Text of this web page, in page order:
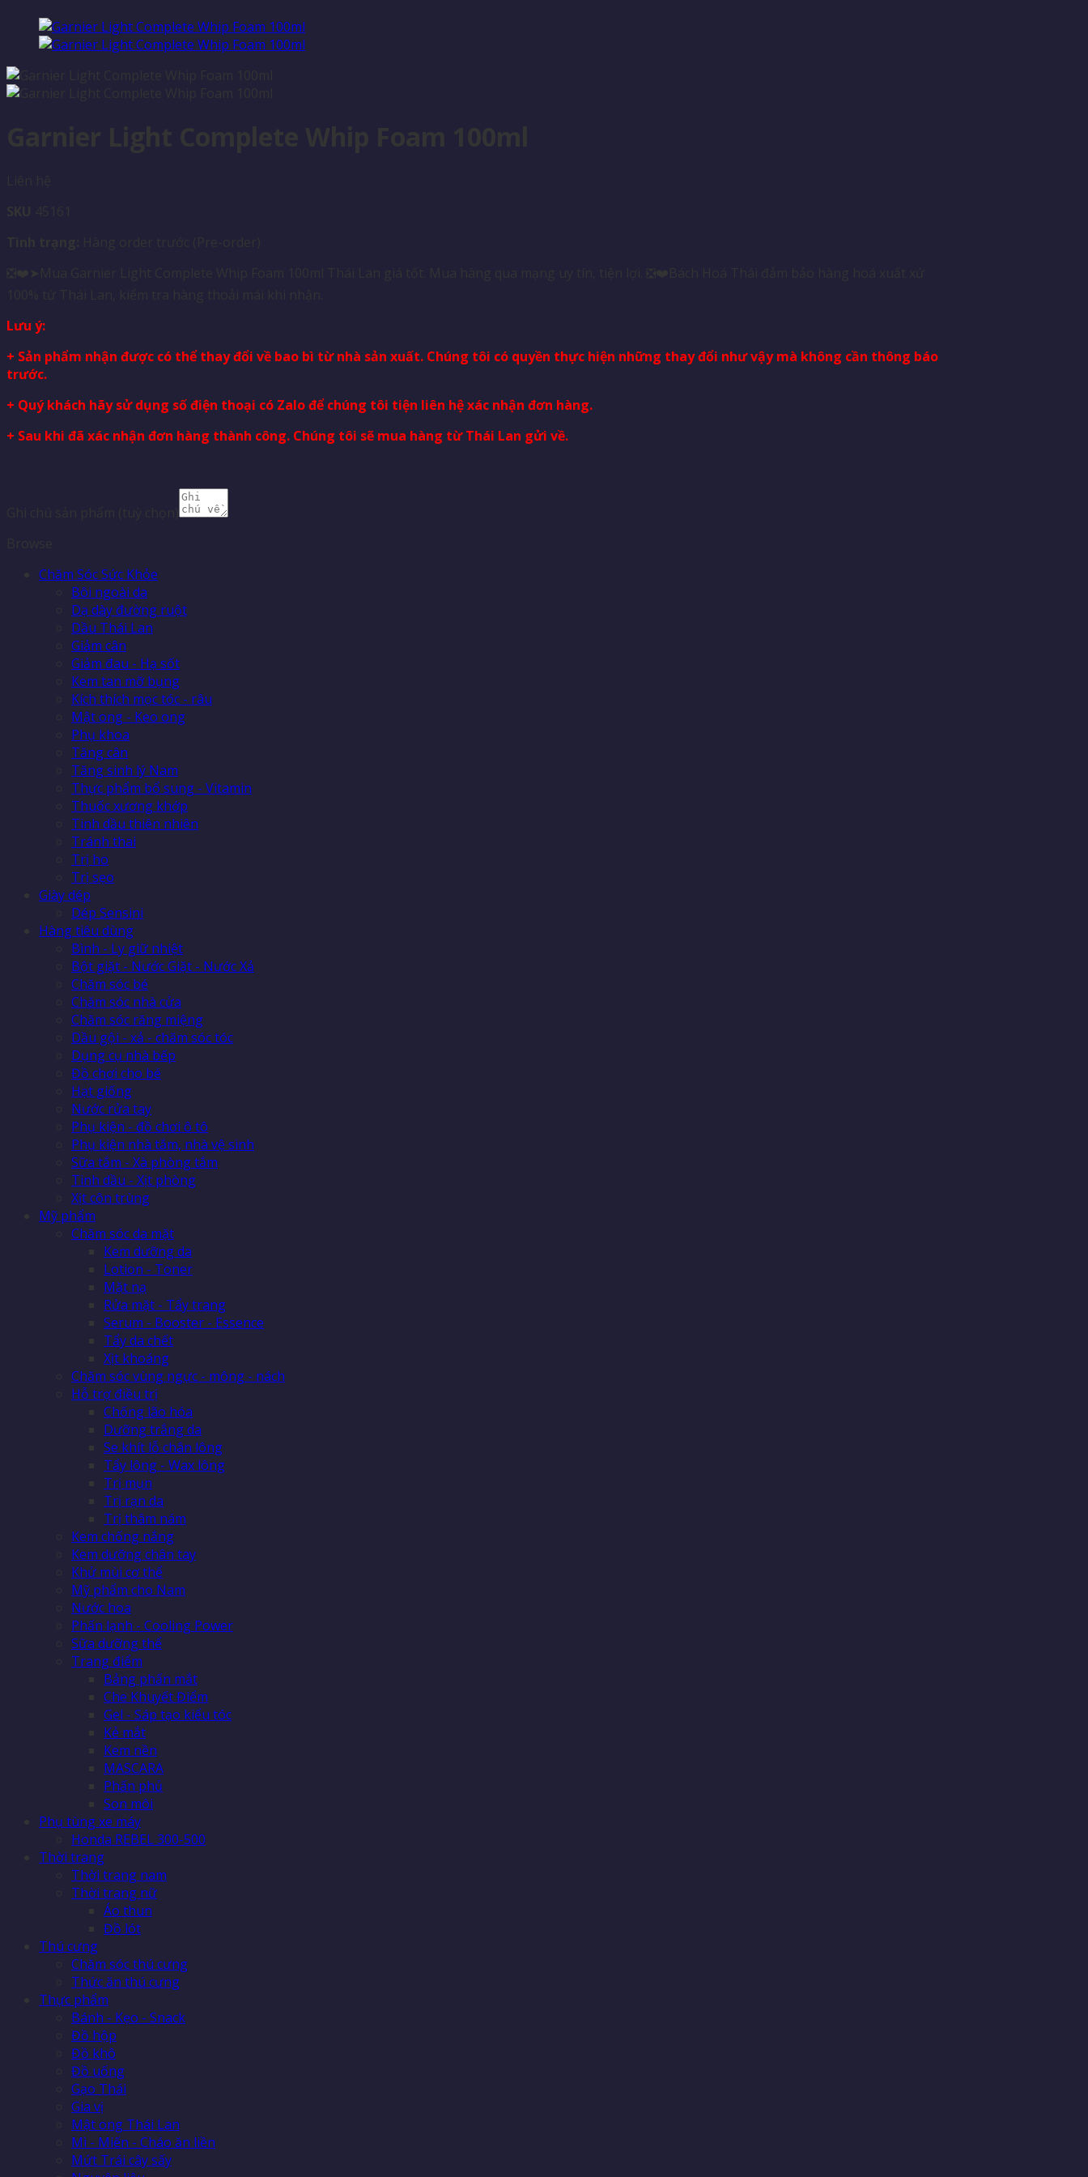
Lưu ý:
+ Sản phẩm nhận được có thể thay đổi về bao bì từ nhà sản xuất. Chúng tôi có quyền thực hiện những thay đổi như vậy mà không cần thông báo
trước.
+ Quý khách hãy sử dụng số điện thoại có Zalo để chúng tôi tiện liên hệ xác nhận đơn hàng.
+ Sau khi đã xác nhận đơn hàng thành công. Chúng tôi sẽ mua hàng từ Thái Lan gửi về.
Chăm Sóc Sức Khỏe
Bôi ngoài da
Dạ dày đường ruột
Dầu Thái Lan
Giảm cân
Giảm đau - Hạ sốt
Kem tan mỡ bụng
Kích thích mọc tóc - râu
Mật ong - Keo ong
Phụ khoa
Tăng cân
Tăng sinh lý Nam
Thực phẩm bổ sung - Vitamin
Thuốc xương khớp
Tinh dầu thiên nhiên
Tránh thai
Trị ho
Trị sẹo
Giày dép
Dép Sensini
Hàng tiêu dùng
Bình - Ly giữ nhiệt
Bột giặt - Nước Giặt - Nước Xả
Chăm sóc bé
Chăm sóc nhà cửa
Chăm sóc răng miệng
Dầu gội - xả - chăm sóc tóc
Dụng cụ nhà bếp
Đồ chơi cho bé
Hạt giống
Nước rửa tay
Phụ kiện - đồ chơi ô tô
Phụ kiện nhà tắm, nhà vệ sinh
Sữa tắm - Xà phòng tắm
Tinh dầu - Xịt phòng
Xịt côn trùng
Mỹ phẩm
Chăm sóc da mặt
Kem dưỡng da
Lotion - Toner
Mặt nạ
Rửa mặt - Tẩy trang
Serum - Booster - Essence
Tẩy da chết
Xịt khoáng
Chăm sóc vùng ngực - mông - nách
Hỗ trợ điều trị
Chống lão hóa
Dưỡng trắng da
Se khít lỗ chân lông
Tẩy lông - Wax lông
Trị mụn
Trị rạn da
Trị thâm nám
Kem chống nắng
Kem dưỡng chân tay
Khử mùi cơ thể
Mỹ phẩm cho Nam
Nước hoa
Phấn lạnh - Cooling Power
Sữa dưỡng thể
Trang điểm
Bảng phấn mắt
Che Khuyết Điểm
Gel - Sáp tạo kiểu tóc
Kẻ mắt
Kem nền
MASCARA
Phấn phủ
Son môi
Phụ tùng xe máy
Honda REBEL 300-500
Thời trang
Thời trang nam
Thời trang nữ
Áo thun
Đồ lót
Thú cưng
Chăm sóc thú cưng
Thức ăn thú cưng
Thực phẩm
Bánh - Kẹo - Snack
Đồ hộp
Đồ khô
Đồ uống
Gạo Thái
Gia vị
Mật ong Thái Lan
Mì - Miến - Cháo ăn liền
Mứt Trái cây sấy